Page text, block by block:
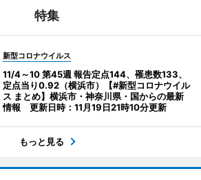
特集
新型コロナウイルス
11/4～10 第45週 報告定点144、罹患数133、
定点当り0.92（横浜市）【#新型コロナウイル
ス まとめ】横浜市・神奈川県・国からの最新
情報 更新日時：11月19日21時10分更新
もっと見る